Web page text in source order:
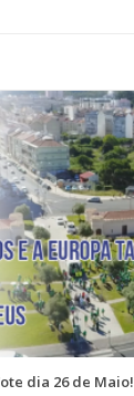
dia 26 de Maio!